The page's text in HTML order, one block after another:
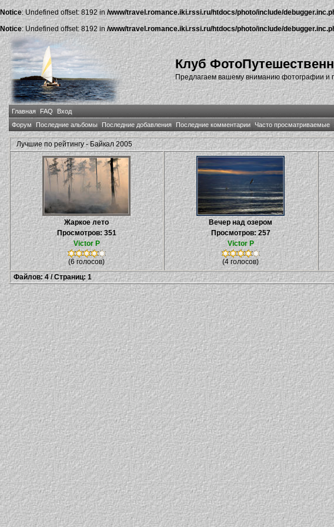
Notice: Undefined offset: 8192 in /www/travel.romance.iki.rssi.ru/htdocs/photo/include/
Notice: Undefined offset: 8192 in/www/travel.romance.iki.rssi.ru/htdocs/photo/include/
Клуб
Предлагаем вашему вниманию фотографии и
Главная FAQ
Вход
Форум
Последние альбомы Последние добавления Последние комментарии Часто просматриваемые
Лучшие по рейтингу - Байкал 2005
Жаркое лето
Просмотров: 351
Victor P
(6 голосов)
Вечер над озером
Просмотров: 257
Victor P
(4 голосов)
Файлов: 4 / Страниц: 1